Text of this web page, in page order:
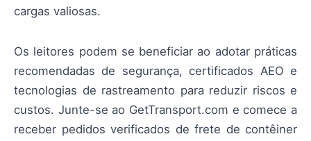
cargas valiosas.
Os leitores podem se beneficiar ao adotar práticas
recomendadas de segurança, certificados AEO e
tecnologias de rastreamento para reduzir riscos e
custos. Junte-se ao GetTransport.com e comece a
receber pedidos verificados de frete de contêiner